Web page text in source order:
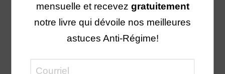
mensuelle et recevez gratuitement
notre livre qui dévoile nos meilleures
astuces Anti-Régime!